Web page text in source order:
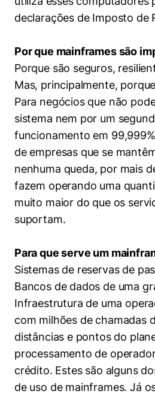
declarações de Imposto de
Por que mainframes são
Porque são seguros,
Mas, principalmente,
Para negócios que não
sistema nem por um
funcionamento em
de empresas que se
nenhuma queda, por mais
fazem operando uma
muito maior do que os
suportam.
Para que serve um
Sistemas de reservas de
Bancos de dados de uma
Infraestrutura de uma
com milhões de chamadas
distâncias e pontos do
processamento de
crédito. Estes são alguns
de uso de mainframes. Já
Cookies estritamente necessários
Cookies de preferências de usuário